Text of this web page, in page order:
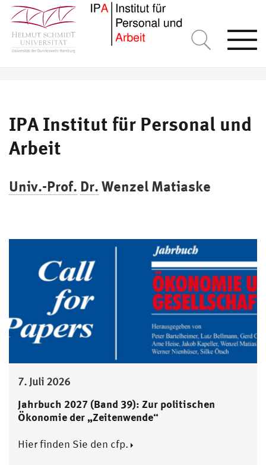
IPA Institut für Personal und
Arbeit
Univ.-Prof. Dr. Wenzel Matiaske
7. Juli 2026
Jahrbuch 2027 (Band 39): Zur politischen
Ökonomie der „Zeitenwende“
Hier finden Sie den cfp.